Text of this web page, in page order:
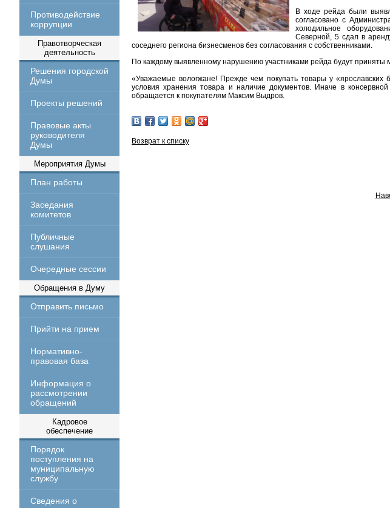
Противодействие
коррупции
Правотворческая
деятельность
Решения городской
Думы
Проекты решений
Правовые акты
руководителя
Думы
Мероприятия Думы
План работы
Заседания
комитетов
Публичные
слушания
Очередные сессии
Обращения в Думу
Отправить письмо
Прийти на прием
Нормативно-
правовая база
Информация о
рассмотрении
обращений
Кадровое
обеспечение
Порядок
поступления на
муниципальную
службу
Сведения о
В ходе рейда были
согласовано с
холодильное
Северной, 5 сдал в
соседнего региона бизнесменов без согласования с собственниками.
По каждому выявленному нарушению участниками рейда будут приняты
«Уважаемые вологжане! Прежде чем покупать товары у «ярославских
условия хранения товара и наличие документов. Иначе в
обращается к покупателям Максим Выдров.
Возврат к списку